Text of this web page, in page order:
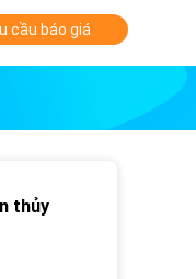
cầu báo giá
thủy